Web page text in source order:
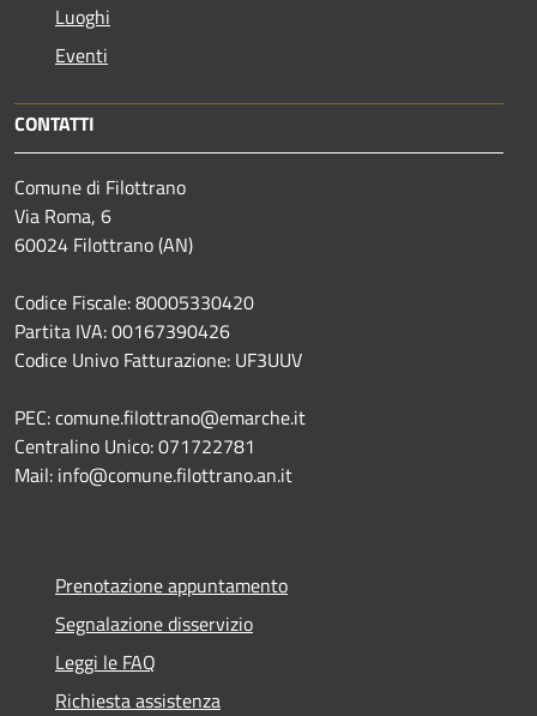
Luoghi
Eventi
CONTATTI
Comune di Filottrano
Via Roma, 6
60024 Filottrano (AN)
Codice Fiscale: 80005330420
Partita IVA: 00167390426
Codice Univo Fatturazione: UF3UUV
PEC: comune.filottrano@emarche.it
Centralino Unico: 071722781
Mail: info@comune.filottrano.an.it
Prenotazione appuntamento
Segnalazione disservizio
Leggi le FAQ
Richiesta assistenza